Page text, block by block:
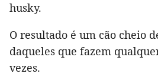
husky.
O resultado é um cão cheio
daqueles que fazem
vezes.